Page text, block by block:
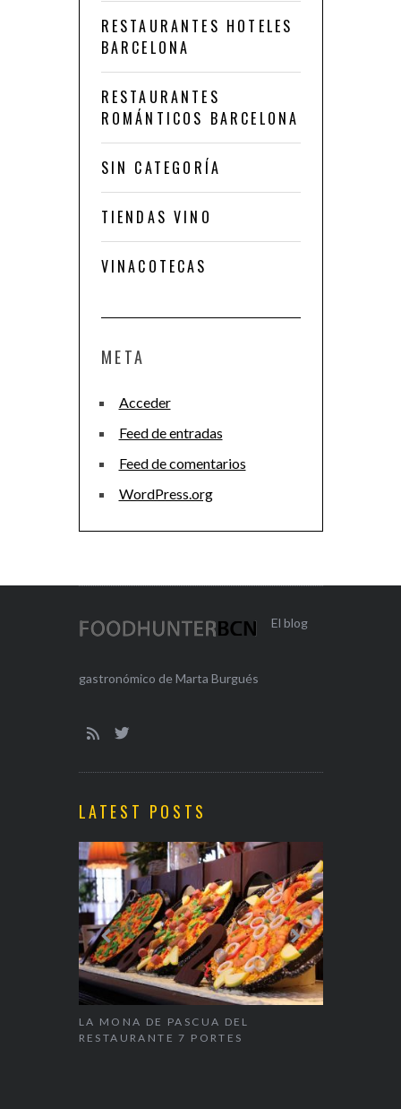
RESTAURANTES HOTELES
BARCELONA
RESTAURANTES
ROMÁNTICOS BARCELONA
SIN CATEGORÍA
TIENDAS VINO
VINACOTECAS
META
Acceder
Feed de entradas
Feed de comentarios
WordPress.org
El blog
gastronómico de Marta Burgués
LATEST POSTS
LA MONA DE PASCUA DEL
RESTAURANTE 7 PORTES